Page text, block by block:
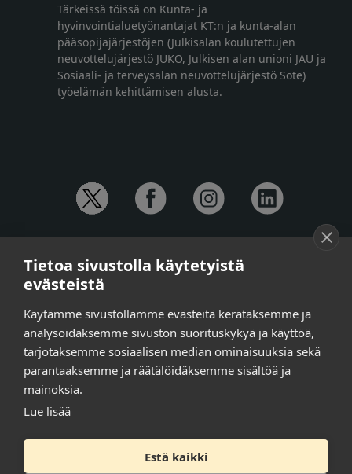
Tärkeissä töissä on Kunta- ja
hyvinvointialuetyönantajat KT:n ja kunta-alan
pääsopijajärjestöjen (Julkisalan koulutettujen
neuvottelujärjestö JUKO, Julkisen alan unioni JAU ja
Sosiaali- ja terveysalan neuvottelujärjestö Sote)
työelämän kehittämisen alusta.
Anna-Mari Jaanu, kehittämispäällikkö,
puh. +358 50 572 4620
Henna Honkalo,
viestintäpäällikkö,
puh. +358 50 479 6618
Ilari Raiski, viestintä- ja tapahtumakoordinaattori,
puh. +358 45 130 3832
Susanna Laasio,
tarkeissatoissa[a]kt.fi
Tietoa sivustolla käytetyistä
evästeistä
Käytämme sivustollamme evästeitä kerätäksemme ja
analysoidaksemme sivuston suorituskykyä ja käyttöä,
tarjotaksemme sosiaalisen median ominaisuuksia sekä
parantaaksemme ja räätälöidäksemme sisältöä ja
mainoksia.
Lue lisää
Estä kaikki